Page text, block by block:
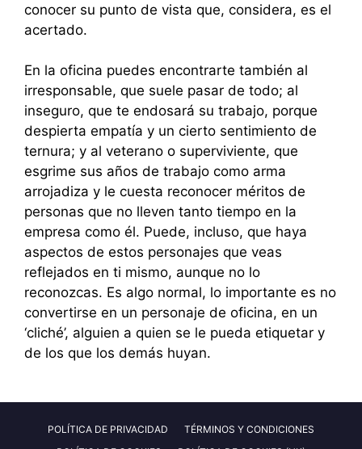
conocer su punto de vista que, considera, es el
acertado.
En la oficina puedes encontrarte también al
irresponsable, que suele pasar de todo; al
inseguro, que te endosará su trabajo, porque
despierta empatía y un cierto sentimiento de
ternura; y al veterano o superviviente, que
esgrime sus años de trabajo como arma
arrojadiza y le cuesta reconocer méritos de
personas que no lleven tanto tiempo en la
empresa como él. Puede, incluso, que haya
aspectos de estos personajes que veas
reflejados en ti mismo, aunque no lo
reconozcas. Es algo normal, lo importante es no
convertirse en un personaje de oficina, en un
‘cliché’, alguien a quien se le pueda etiquetar y
de los que los demás huyan.
POLÍTICA DE PRIVACIDAD
TÉRMINOS Y CONDICIONES